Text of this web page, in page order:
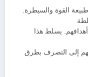
القوة والسيطرة.
أهدافهم. يسلط هذا
إلى التصرف بطرق